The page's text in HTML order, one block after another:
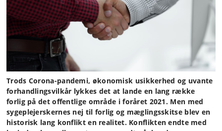
Trods Corona-pandemi, økonomisk usikkerhed og uvante
forhandlingsvilkår lykkes det at lande en lang række
forlig på det offentlige område i foråret 2021. Men med
sygeplejerskernes nej til forlig og mæglingsskitse blev en
historisk lang konflikt en realitet. Konflikten endte med